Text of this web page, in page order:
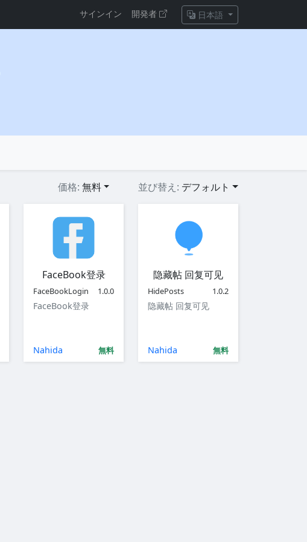
サインイン 開発者 日本語
価格: 無料 並び替え: デフォルト
FaceBook登录
FaceBookLogin 1.0.0
FaceBook登录
Nahida 無料
隐藏帖 回复可见
HidePosts 1.0.2
隐藏帖 回复可见
Nahida 無料